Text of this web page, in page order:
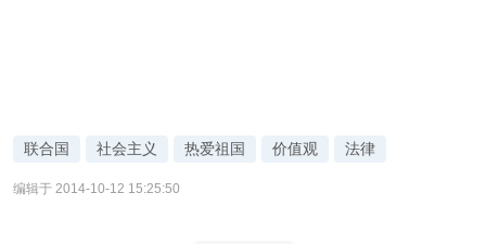
联合国 社会主义 热爱祖国 价值观 法律
编辑于 2014-10-12 15:25:50